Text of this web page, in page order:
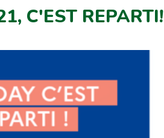
C'EST REPARTI!